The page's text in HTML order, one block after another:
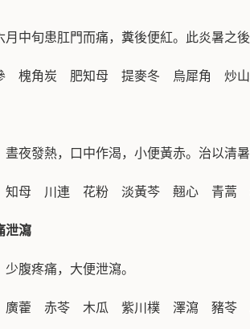
月中旬患肛門而痛，糞後便紅。此炎暑之
槐角炭 肥知母 提麥冬 烏犀角 炒
晝夜發熱，口中作渴，小便黃赤。治以清暑
母 川連 花粉 淡黃芩 翹心 青蒿
泄瀉
腹疼痛，大便泄瀉。
廣藿 赤苓 木瓜 紫川樸 澤瀉 豬苓